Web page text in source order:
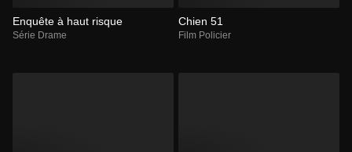
Enquête à haut risque
Série Drame
Chien 51
Film Policier